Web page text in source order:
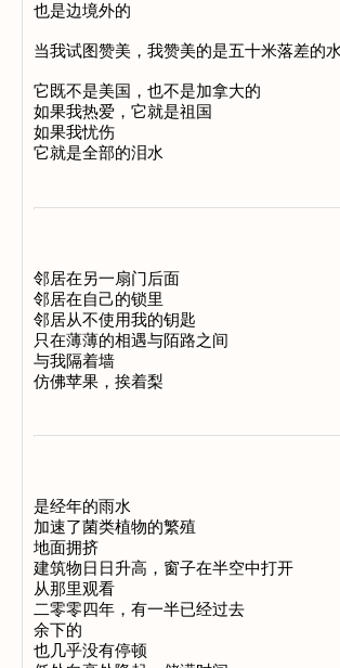
也是边境外的
当我试图赞美，我赞美的是五十米落差的
它既不是美国，也不是加拿大的
如果我热爱，它就是祖国
如果我忧伤
邻居在另一扇门后面
邻居在自己的锁里
邻居从不使用我的钥匙
只在薄薄的相遇与陌路之间
与我隔着墙
是经年的雨水
加速了菌类植物的繁殖
地面拥挤
建筑物日日升高，窗子在半空中打开
从那里观看
二零零四年，有一半已经过去
余下的
也几乎没有停顿